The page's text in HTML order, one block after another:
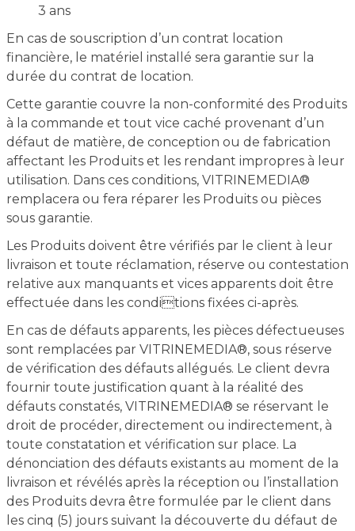
3 ans
En cas de souscription d’un contrat location
financière, le matériel installé sera garantie sur la
durée du contrat de location.
Cette garantie couvre la non-conformité des Produits
à la commande et tout vice caché provenant d’un
défaut de matière, de conception ou de fabrication
affectant les Produits et les rendant impropres à leur
utilisation. Dans ces conditions, VITRINEMEDIA®
remplacera ou fera réparer les Produits ou pièces
sous garantie.
Les Produits doivent être vérifiés par le client à leur
livraison et toute réclamation, réserve ou contestation
relative aux manquants et vices apparents doit être
effectuée dans les conditions fixées ci-après.
En cas de défauts apparents, les pièces défectueuses
sont remplacées par VITRINEMEDIA®, sous réserve
de vérification des défauts allégués. Le client devra
fournir toute justification quant à la réalité des
défauts constatés, VITRINEMEDIA® se réservant le
droit de procéder, directement ou indirectement, à
toute constatation et vérification sur place. La
dénonciation des défauts existants au moment de la
livraison et révélés après la réception ou l’installation
des Produits devra être formulée par le client dans
les cinq (5) jours suivant la découverte du défaut de